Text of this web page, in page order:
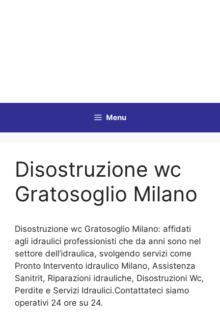
Menu
Disostruzione wc
Gratosoglio Milano
Disostruzione wc Gratosoglio Milano: affidati
agli idraulici professionisti che da anni sono nel
settore dell’idraulica, svolgendo servizi come
Pronto Intervento idraulico Milano, Assistenza
Sanitrit, Riparazioni idrauliche, Disostruzioni Wc,
Perdite e Servizi Idraulici.Contattateci siamo
operativi 24 ore su 24.